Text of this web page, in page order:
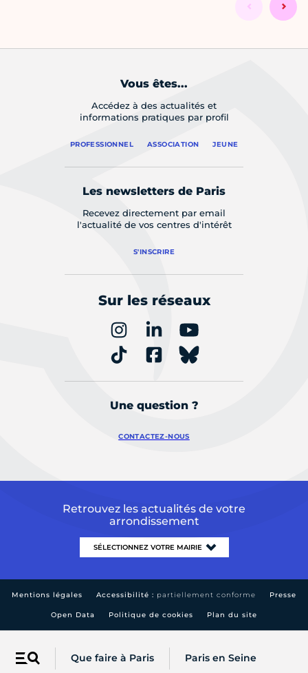
Menu Que faire à Paris Paris en Seine
Vous êtes...
Accédez à des actualités et
informations pratiques par profil
PROFESSIONNEL ASSOCIATION JEUNE
Les newsletters de Paris
Recevez directement par email
l'actualité de vos centres d'intérêt
S'INSCRIRE
Sur les réseaux
Une question ?
CONTACTEZ-NOUS
Retrouvez les actualités de votre
arrondissement
Mentions légales Accessibilité : partiellement conforme Presse
Open Data Politique de cookies Plan du site